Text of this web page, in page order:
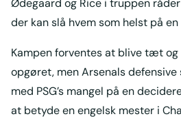
Ødegaard og Rice i truppen
der kan slå hvem som helst på
Kampen forventes at blive tæt
opgøret, men Arsenals
med PSG’s mangel på en
at betyde en engelsk mester i